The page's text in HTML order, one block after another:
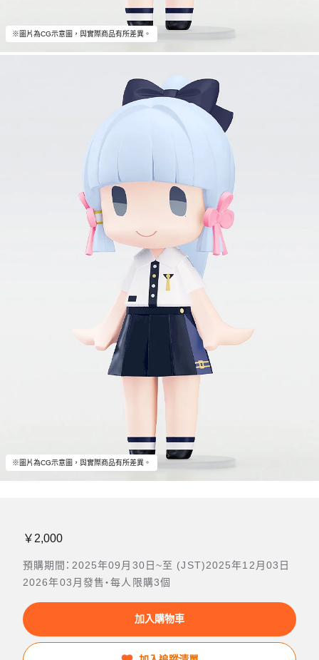
※圖片為CG示意圖，與實際商品有所差異。
※圖片為CG示意圖，與實際商品有所差異。
￥2,000
預購期間：2025年09月30日~至 (JST)2025年12月03日
2026年03月發售・每人限購3個
加入購物車